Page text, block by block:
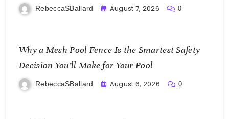
RebeccaSBallard August 7, 2026 0
Why a Mesh Pool Fence Is the Smartest Safety
Decision You’ll Make for Your Pool
RebeccaSBallard August 6, 2026 0